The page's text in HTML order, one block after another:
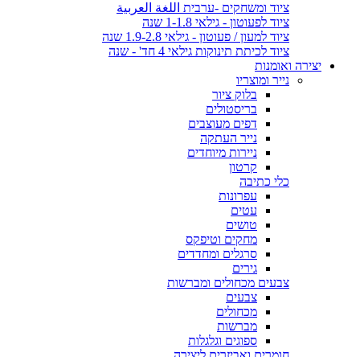
ציוד ומשחקים -ערבית اللغة العربية
ציוד לפעוטון - גילאי 1-1.8 שנה
ציוד למעון / פעוטון - גילאי 1.9-2.8 שנה
ציוד לכיתת תינוקות גילאי 4 חד' - שנה
יצירה ואומנות
נייר ומוצריו
בלוק ציור
בריסטולים
דפים מעוצבים
נייר העתקה
ניירות מיוחדים
קרטון
כלי כתיבה
עפרונות
עטים
טושים
מחקים וטיפקס
סרגלים ומחדדים
גירים
צבעים מכחולים ומברשות
צבעים
מכחולים
מברשות
ספוגים וגלגלות